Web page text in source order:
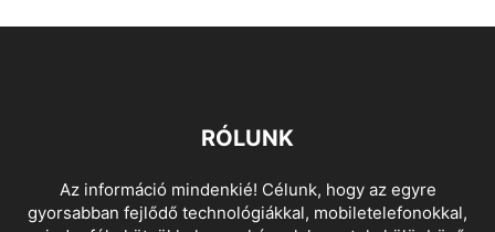
RÓLUNK
Az információ mindenkié! Célunk, hogy az egyre
gyorsabban fejlődő technológiákkal, mobiletelefonokkal,